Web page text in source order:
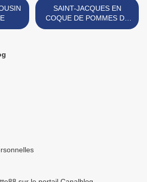
SAINT-JACQUES EN
COQUE DE POMMES DE
TERRE TRUFFEES >